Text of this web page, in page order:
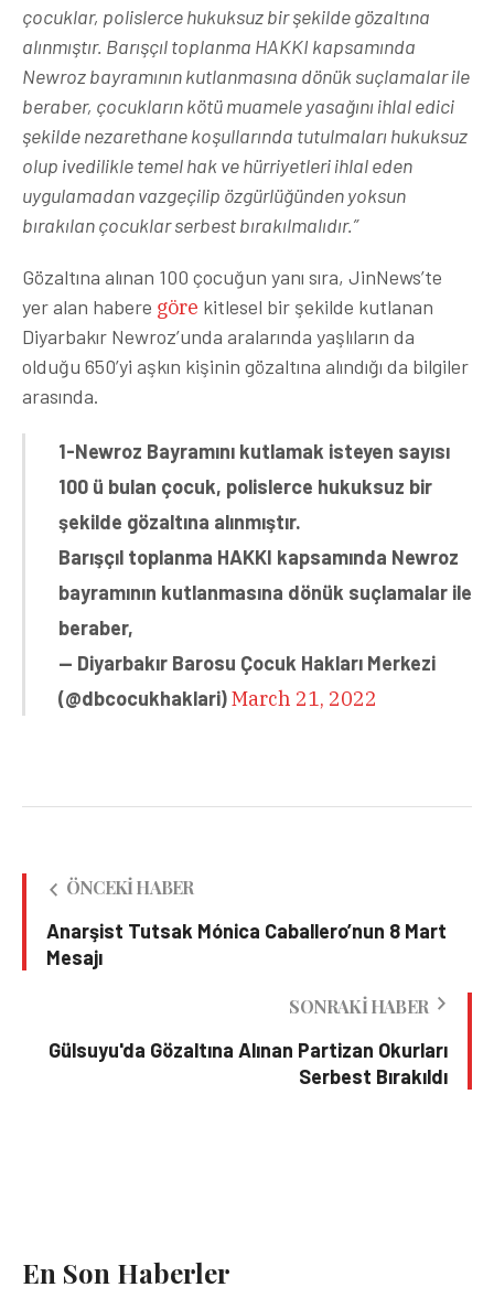
çocuklar, polislerce hukuksuz bir şekilde gözaltına
alınmıştır. Barışçıl toplanma HAKKI kapsamında
Newroz bayramının kutlanmasına dönük suçlamalar ile
beraber, çocukların kötü muamele yasağını ihlal edici
şekilde nezarethane koşullarında tutulmaları hukuksuz
olup ivedilikle temel hak ve hürriyetleri ihlal eden
uygulamadan vazgeçilip özgürlüğünden yoksun
bırakılan çocuklar serbest bırakılmalıdır.”
Gözaltına alınan 100 çocuğun yanı sıra, JinNews’te
yer alan habere göre kitlesel bir şekilde kutlanan
Diyarbakır Newroz’unda aralarında yaşlıların da
olduğu 650’yi aşkın kişinin gözaltına alındığı da bilgiler
arasında.
1-Newroz Bayramını kutlamak isteyen sayısı
100 ü bulan çocuk, polislerce hukuksuz bir
şekilde gözaltına alınmıştır.
Barışçıl toplanma HAKKI kapsamında Newroz
bayramının kutlanmasına dönük suçlamalar ile
beraber,
— Diyarbakır Barosu Çocuk Hakları Merkezi
(@dbcocukhaklari)March 21, 2022
ÖNCEKI HABER
Anarşist Tutsak Mónica Caballero’nun 8 Mart
Mesajı
SONRAKI HABER
Gülsuyu'da Gözaltına Alınan Partizan Okurları
Serbest Bırakıldı
En Son Haberler